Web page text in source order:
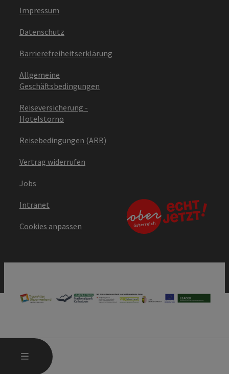
MENÜ
Impressum
Datenschutz
Barrierefreiheitserklärung
Allgemeine
Geschäftsbedingungen
Reiseversicherung -
Hotelstorno
Reisebedingungen (ARB)
Vertrag widerrufen
Jobs
Intranet
Cookies anpassen